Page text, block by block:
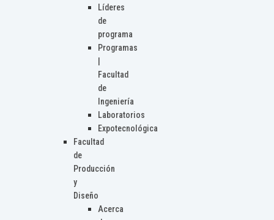
Líderes
de
programa
Programas
Facultad
de
Ingeniería
Laboratorios
Expotecnológica
Facultad
de
Producción
y
Diseño
Acerca